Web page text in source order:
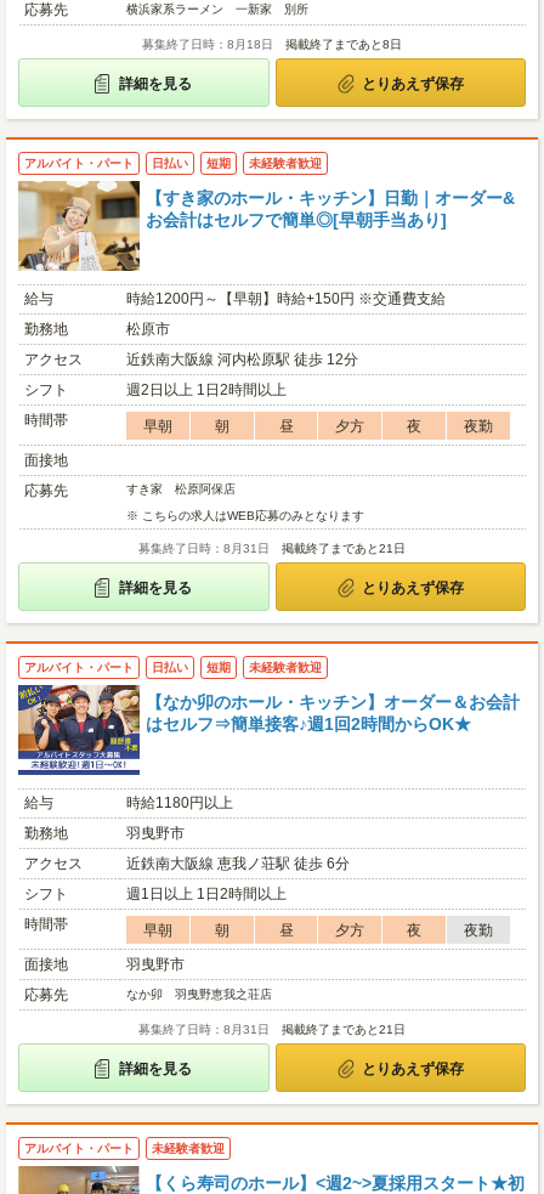
応募先
横浜家系ラーメン 一新家 別所
募集終了日時：8月18日 掲載終了まであと8日
詳細を見る とりあえず保存
アルバイト・パート 日払い 短期 未経験者歓迎
【すき家のホール・キッチン】日勤｜オーダー&
お会計はセルフで簡単◎[早朝手当あり]
給与
時給1200円～【早朝】時給+150円 ※交通費支給
勤務地
松原市
アクセス
近鉄南大阪線 河内松原駅 徒歩 12分
シフト
週2日以上 1日2時間以上
時間帯
早朝 朝 昼 夕方 夜
夜勤
面接地
応募先
すき家 松原阿保店
※ こちらの求人はWEB応募のみとなります
募集終了日時：8月31日 掲載終了まであと21日
詳細を見る とりあえず保存
アルバイト・パート 日払い 短期 未経験者歓迎
【なか卯のホール・キッチン】オーダー＆お会計
はセルフ⇒簡単接客♪週1回2時間からOK★
給与
時給1180円以上
勤務地
羽曳野市
アクセス
近鉄南大阪線 恵我ノ荘駅 徒歩 6分
シフト
週1日以上 1日2時間以上
時間帯
早朝 朝 昼 夕方 夜
夜勤
面接地
羽曳野市
応募先
なか卯 羽曳野恵我之荘店
募集終了日時：8月31日 掲載終了まであと21日
詳細を見る とりあえず保存
アルバイト・パート 未経験者歓迎
【くら寿司のホール】<週2~>夏採用スタート★初